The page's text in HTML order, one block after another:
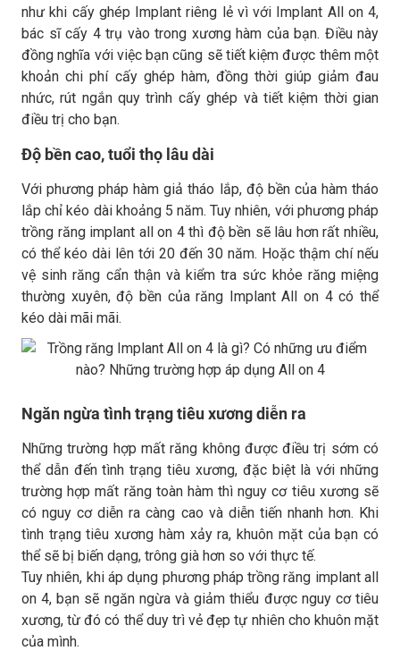
như khi cấy ghép Implant riêng lẻ vì với Implant All on 4,
bác sĩ cấy 4 trụ vào trong xương hàm của bạn. Điều này
đồng nghĩa với việc bạn cũng sẽ tiết kiệm được thêm một
khoản chi phí cấy ghép hàm, đồng thời giúp giảm đau
nhức, rút ​​ngắn quy trình cấy ghép và tiết kiệm thời gian
điều trị cho bạn.
Độ bền cao, tuổi thọ lâu dài
Với phương pháp hàm giả tháo lắp, độ bền của hàm tháo
lắp chỉ kéo dài khoảng 5 năm. Tuy nhiên, với phương pháp
trồng răng implant all on 4 thì độ bền sẽ lâu hơn rất nhiều,
có thể kéo dài lên tới 20 đến 30 năm. Hoặc thậm chí nếu
vệ sinh răng cẩn thận và kiểm tra sức khỏe răng miệng
thường xuyên, độ bền của răng Implant All on 4 có thể
kéo dài mãi mãi.
Ngăn ngừa tình trạng tiêu xương diễn ra
Những trường hợp mất răng không được điều trị sớm có
thể dẫn đến tình trạng tiêu xương, đặc biệt là với những
trường hợp mất răng toàn hàm thì nguy cơ tiêu xương sẽ
có nguy cơ diễn ra càng cao và diễn tiến nhanh hơn. Khi
tình trạng tiêu xương hàm xảy ra, khuôn mặt của bạn có
thể sẽ bị biến dạng, trông già hơn so với thực tế.
Tuy nhiên, khi áp dụng phương pháp trồng răng implant all
on 4, bạn sẽ ngăn ngừa và giảm thiểu được nguy cơ tiêu
xương, từ đó có thể duy trì vẻ đẹp tự nhiên cho khuôn mặt
của mình.